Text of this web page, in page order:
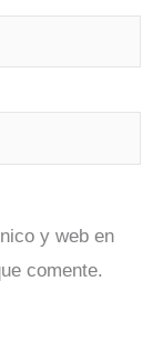
y web en
comente.